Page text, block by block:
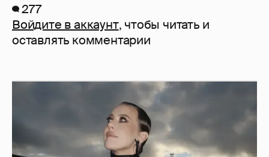
277
Войдите в аккаунт, чтобы читать и
оставлять комментарии